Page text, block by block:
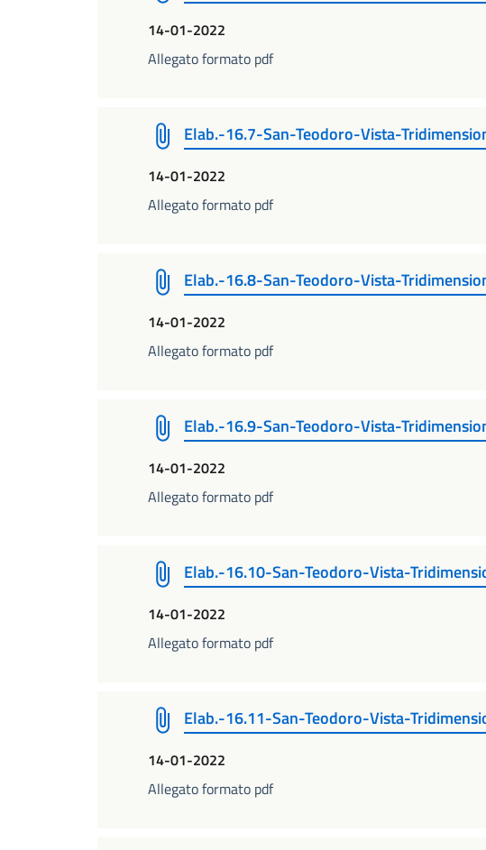
14-01-2022
Allegato formato pdf
Elab.-16.7-San-Teodoro-Vista-
14-01-2022
Allegato formato pdf
Elab.-16.8-San-Teodoro-Vista-
14-01-2022
Allegato formato pdf
Elab.-16.9-San-Teodoro-Vista-
14-01-2022
Allegato formato pdf
Elab.-16.10-San-Teodoro-Vista-
14-01-2022
Allegato formato pdf
Elab.-16.11-San-Teodoro-Vista-
14-01-2022
Allegato formato pdf